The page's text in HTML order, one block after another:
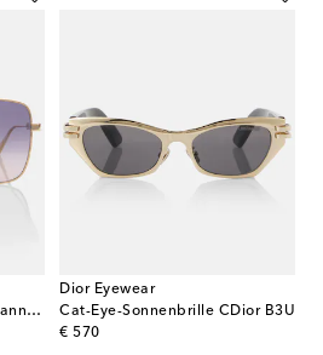
Eckige Sonnenbrille DiorCannage S1U
Dior Eyewear
Cat-Eye-Sonnenbrille CDior B3U
€ 570
original price